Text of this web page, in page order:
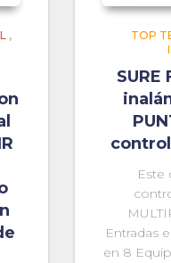
,
TOP
SURE
Este
Entradas
en 8